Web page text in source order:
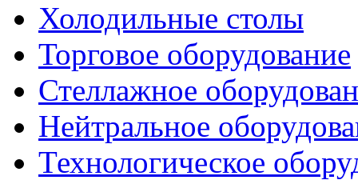
Холодильные столы
Торговое оборудование
Стеллажное
Нейтральное
Технологическое